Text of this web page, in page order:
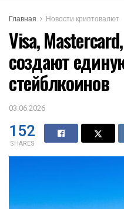
Главная Новости криптовалют
Visa,
создают
стейблкоинов
03.06.2026
152
SHARES